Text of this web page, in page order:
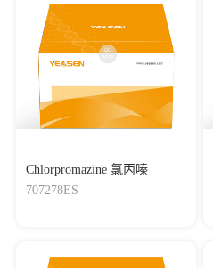
Chlorpromazine 氯丙嗪
707278ES